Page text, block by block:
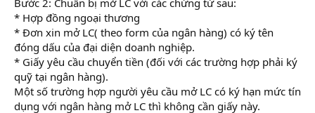
r
* Hợp đồng ngoại thương
* Đơn xin mở LC( theo form của ngân hàng) có ký tên
đóng dấu của đại diện doanh nghiệp.
* Giấy yêu cầu chuyển tiền (đối với các trường hợp phải ký
quỹ tại ngân hàng).
Một số trường hợp người yêu cầu mở LC có ký hạn mức tín
dụng với ngân hàng mở LC thì không cần giấy này.